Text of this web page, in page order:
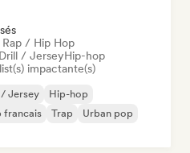
Rap / Hip Hop
Drill / JerseyHip-hop
impactante(s)
Jersey
Hip-hop
francais Trap
Urban pop